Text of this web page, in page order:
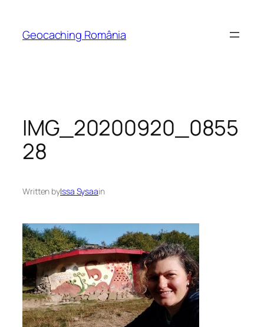
content
Geocaching România
IMG_20200920_0855
28
Written byIssa Sysaain